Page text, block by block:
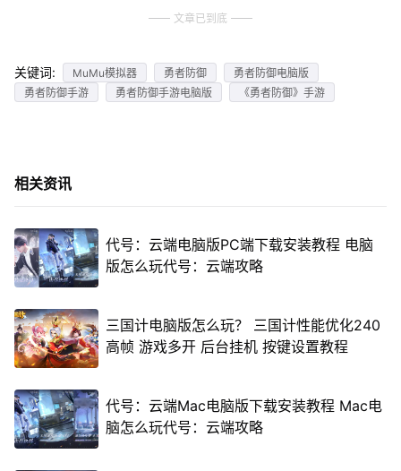
文章已到底
关键词: MuMu模拟器 勇者防御
勇者防御电脑版
勇者防御手游
勇者防御手游电脑版 《勇者防御》手游
相关资讯
代号：云端电脑版PC端下载安装教程 电脑
版怎么玩代号：云端攻略
三国计电脑版怎么玩？ 三国计性能优化240
高帧 游戏多开 后台挂机 按键设置教程
代号：云端Mac电脑版下载安装教程 Mac电
脑怎么玩代号：云端攻略